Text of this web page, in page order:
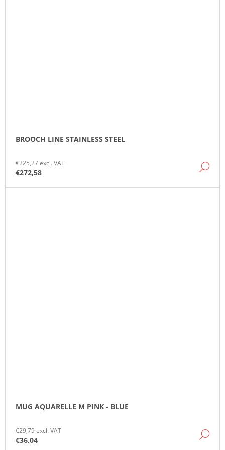
BROOCH LINE STAINLESS STEEL
€225,27 excl. VAT
€272,58
MUG AQUARELLE M PINK - BLUE
€29,79 excl. VAT
€36,04